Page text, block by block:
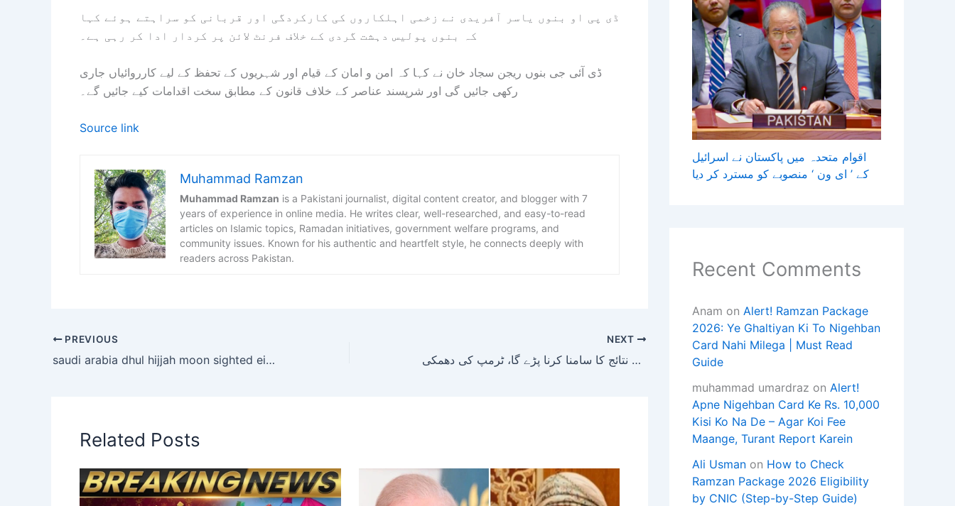
ڈی پی او بنوں یاسر آفریدی نے زخمی اہلکاروں کی کارکردگی اور قربانی کو سراہتے ہوئے کہا
کہ بنوں پولیس دہشت گردی کے خلاف فرنٹ لائن پر کردار ادا کر رہی ہے۔
ڈی آئی جی بنوں ریجن سجاد خان نے کہا کہ امن و امان کے قیام اور شہریوں کے تحفظ کے لیے کارروائیاں جاری
رکھی جائیں گی اور شرپسند عناصر کے خلاف قانون کے مطابق سخت اقدامات کیے جائیں گے۔
Source link
Muhammad Ramzan
Muhammad Ramzan is a Pakistani journalist, digital content creator, and blogger with 7
years of experience in online media. He writes clear, well-researched, and easy-to-read
articles on Islamic topics, Ramadan initiatives, government welfare programs, and
community issues. Known for his authentic and heartfelt style, he connects deeply with
readers across Pakistan.
PREVIOUS
saudi arabia dhul hijjah moon sighted eid adhha will be on 27 may
NEXT
ایران نے فوری اقدامات نہیں کیے تو سنگین نتائج کا سامنا کرنا پڑے گا، ٹرمپ کی دھمکی
Related Posts
اقوام متحدہ میں پاکستان نے اسرائیل
کے ’ ای ون ‘ منصوبے کو مسترد کر دیا
Recent Comments
Anam on Alert! Ramzan Package
2026: Ye Ghaltiyan Ki To Nigehban
Card Nahi Milega | Must Read
Guide
muhammad umardraz on Alert!
Apne Nigehban Card Ke Rs. 10,000
Kisi Ko Na De – Agar Koi Fee
Maange, Turant Report Karein
Ali Usman on How to Check
Ramzan Package 2026 Eligibility
by CNIC (Step-by-Step Guide)